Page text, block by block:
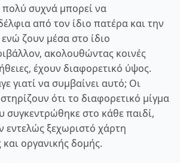
συχνά μπορεί να
από τον ίδιο πατέρα και την
ζουν μέσα στο ίδιο
ακολουθώντας κοινές
έχουν διαφορετικό ύψος.
γιατί να συμβαίνει αυτό; Οι
ότι το διαφορετικό μίγμα
συγκεντρώθηκε στο κάθε παιδί,
εντελώς ξεχωριστό χάρτη
οργανικής δομής.